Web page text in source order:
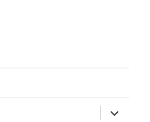
підменю